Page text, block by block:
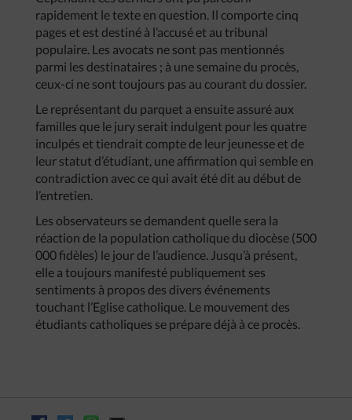
rapidement le texte en question. Il comporte cinq
pages et est destiné à l’accusé et au tribunal
populaire. Les avocats ne sont pas mentionnés
parmi les destinataires ; à une semaine du procès,
ceux-ci ne sont toujours pas au courant du dossier.
Le représentant du parquet a ensuite assuré aux
familles que le jury serait indulgent pour les quatre
inculpés et tiendrait compte de leur jeunesse et de
leur statut d’étudiant, une affirmation qui semble en
contradiction avec ce qui avait été dit au début de
l’entretien.
Les observateurs se demandent quelle sera la
réaction de la population catholique du diocèse (500
000 fidèles) le jour de l’audience. Jusqu’à présent,
elle a toujours manifesté publiquement ses
sentiments à propos des divers événements
touchant l’Eglise catholique. Le mouvement des
étudiants catholiques se prépare déjà à ce procès.